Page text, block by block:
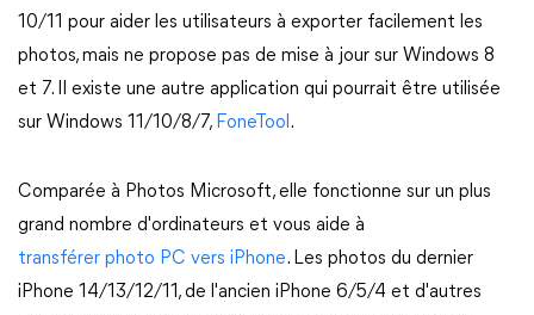
10/11 pour aider les utilisateurs à exporter facilement les
photos, mais ne propose pas de mise à jour sur Windows 8
et 7. Il existe une autre application qui pourrait être utilisée
sur Windows 11/10/8/7, FoneTool .
Comparée à Photos Microsoft, elle fonctionne sur un plus
grand nombre d'ordinateurs et vous aide à
transférer photo PC vers iPhone. Les photos du dernier
iPhone 14/13/12/11, de l'ancien iPhone 6/5/4 et d'autres